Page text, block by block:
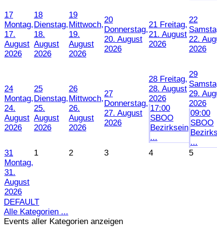
17
Montag,
17.
August
2026
18
Dienstag,
18.
August
2026
19
Mittwoch,
19.
August
2026
20
Donnerstag,
20. August
2026
21 Freitag,
21. August
2026
22
22.
2026
24
Montag,
24.
August
2026
25
Dienstag,
25.
August
2026
26
Mittwoch,
26.
August
2026
27
Donnerstag,
27. August
2026
28 Freitag,
28. August
2026
17:00
SBOO
Bezirksein
...
29
29.
2026
09:00
SBOO
...
31
Montag,
31.
August
2026
1 2 3 4 5
DEFAULT
Alle Kategorien ...
Events aller Kategorien anzeigen